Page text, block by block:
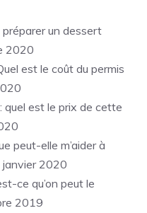
un dessert
2020
est le coût du permis
quel est le prix de cette
peut-elle m’aider à
2020
ce qu’on peut le
2019